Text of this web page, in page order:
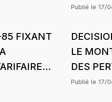
SUBIES
(SAR)
GAZ
LA
Publié le 17/
FIXANT
DE
LE
DES
SUBIES
Publié le 17/